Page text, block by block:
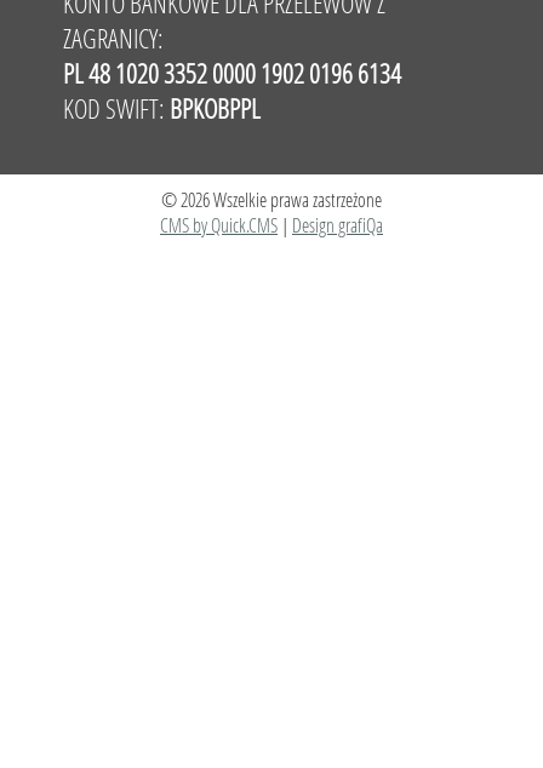
ZAGRANICY:
PL 48 1020 3352 0000 1902 0196 6134
KOD SWIFT: BPKOBPPL
© 2026 Wszelkie prawa zastrzeżone
CMS by Quick.CMS | Design grafiQa